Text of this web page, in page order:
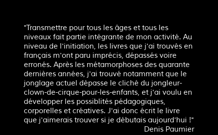
"Transmettre pour tous les âges et tous les
niveaux fait partie intégrante de mon activité. Au
niveau de l'initiation, les livres que j'ai trouvés en
français m'ont paru imprécis, dépassés voire
erronés. Après les métamorphoses des quarante
dernières années, j'ai trouvé notamment que le
jonglage actuel dépasse le cliché du jongleur-
clown-de-cirque-pour-les-enfants, et j'ai voulu en
développer les possiblités pédagogiques,
corporelles et créatives. J'ai donc écrit le livre
que j'aimerais trouver si je débutais aujourd'hui !"
Denis Paumier